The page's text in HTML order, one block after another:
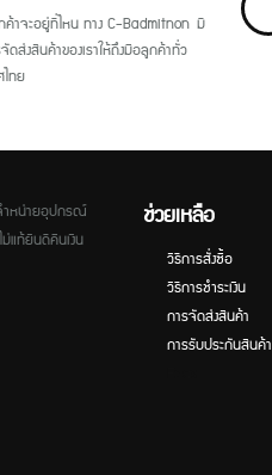
ค้าจะอยู่ที่ไหน ทาง C-Badmitnon มี
ดส่งสินค้าของเราให้ถึงมือลูกค้าทั่ว
ไทย
หน่ายอุปกรณ์
แท้ยินดีคืนเงิน
ช่วยเหลือ
วิธีการสั่งซื้อ
วิธีการชำระเงิน
การจัดส่งสินค้า
การรับประกันสินค้า